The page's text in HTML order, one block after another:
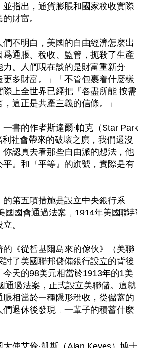
並指出，通貨膨脹和國家稅收實際
財富。
們不明白，美國的自由經濟怎麼出
爲通脹、稅收、監管，扼殺了生產
力。人們現在談的是財富重新分
更多財富。」「不管包裹着什麼樣
際上全世界已經把『各盡所能 按需
這正是共產主義的信條。」
一書的作者斯達爾·帕克（Star Park
社會帶來的破壞之廣，我們還沒
你認真去看那些自由派的想法，他
平』和『平等』的旗號，實際是有
的第五項措施是設立中央銀行系
國國會通過法案，1914年美國聯邦
。
的《從哲基爾島來的傢伙》（美聯
討了美國聯邦儲備銀行設立的背後
今天的98美元相當於1913年的1美
通過法案，正式設立美聯儲。這就
脹相當於一種隱形稅收，從儲蓄的
們退休後發現，一輩子的積蓄什麼
使艾倫·凱斯（Alan Keyes）博士